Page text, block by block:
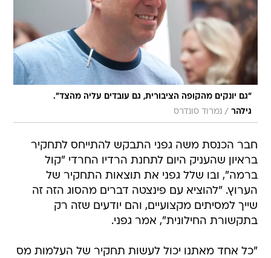
"גם יונקים מהקופה הציבורית, גם עובדים עליה מהצד".
גילהר / נמרוד סונדרס
חבר הכנסת משה גפני התבקש להתייחס לתחקיר
בראיון שהעניק היום לתחנת הרדיו החרדי "קול
ברמה", ובו שלל גפני את תוצאות התחקיר של
הערוץ. "להוציא עם פינצטה דברים מהסוג הזה זה
שייך למסיתים מקצועיים, והם יודעים שזה רק
בתקשורת החילונית", אמר גפני.
"כל אחד מאתנו יכול לעשות תחקיר של העלמות מס